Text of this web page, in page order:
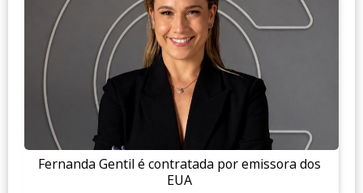
Fernanda Gentil é contratada por emissora dos
EUA